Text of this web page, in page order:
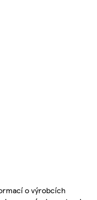
o výrobcích